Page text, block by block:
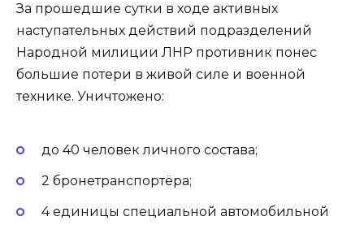
За прошедшие сутки в ходе активных
наступательных действий подразделений
Народной милиции ЛНР противник понес
большие потери в живой силе и военной
технике. Уничтожено:
до 40 человек личного состава;
2 бронетранспортёра;
4 единицы специальной автомобильной